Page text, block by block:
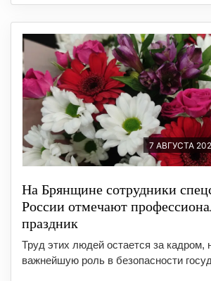
7 АВГУСТА
На Брянщине сотрудники
России отмечают
праздник
Труд этих людей остается за кадром,
важнейшую роль в безопасности